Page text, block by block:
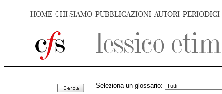
HOME CHI SIAMO PUBBLICAZIONI AUTORI PERIODICI
Seleziona un glossario: